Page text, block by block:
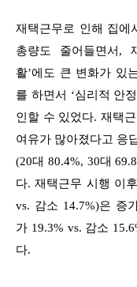
재택근무로 인해 집에
총량도 줄어들면서,
활’에도 큰 변화가 있
를 하면서 ‘심리적 안
인할 수 있었다. 재택
여유가 많아졌다고 응
(20대 80.4%, 30대
다. 재택근무 시행 이
vs. 감소 14.7%)은 증
가 19.3% vs. 감소
다.